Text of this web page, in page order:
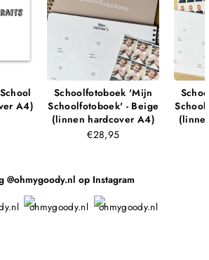
A4)
Schoolfotoboek 'Mijn
Schoolfotoboek' - Beige
(linnen hardcover A4)
€28,95
@ohmygoody.nl op Instagram